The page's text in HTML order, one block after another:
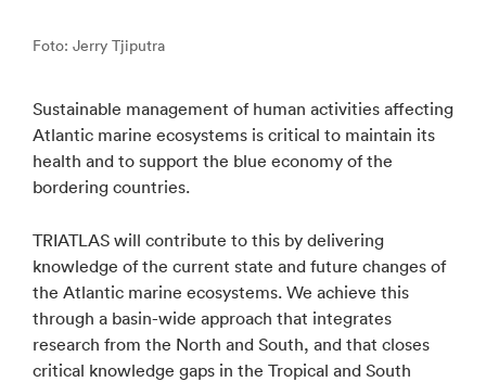
Foto: Jerry Tjiputra
Sustainable management of human activities affecting
Atlantic marine ecosystems is critical to maintain its
health and to support the blue economy of the
bordering countries.
TRIATLAS will contribute to this by delivering
knowledge of the current state and future changes of
the Atlantic marine ecosystems. We achieve this
through a basin-wide approach that integrates
research from the North and South, and that closes
critical knowledge gaps in the Tropical and South